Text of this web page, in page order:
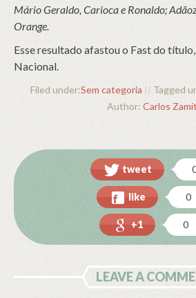
Mário Geraldo, Carioca e Ronaldo;
Orange.
Esse resultado afastou o Fast do
Nacional.
Filed under:Sem categoria || Tagged
Author: Carlos
tweet
like 0
+1 0
LEAVE A